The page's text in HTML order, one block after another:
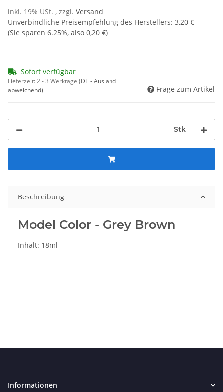
inkl. 19% USt. , zzgl. Versand
Unverbindliche Preisempfehlung des Herstellers: 3,20 €
(Sie sparen 6.25%, also 0,20 €)
Sofort verfügbar
Lieferzeit:2 - 3 Werktage (DE - Ausland
abweichend)
Frage zum Artikel
Stk
Beschreibung
Model Color - Grey Brown
Inhalt: 18ml
Informationen